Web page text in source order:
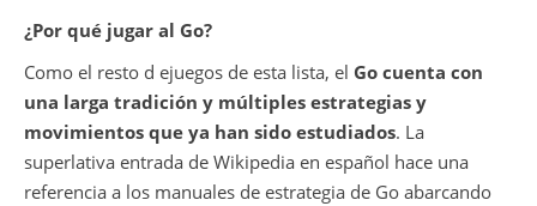
¿Por qué jugar al Go?
Como el resto d ejuegos de esta lista, el Go cuenta con
una larga tradición y múltiples estrategias y
movimientos que ya han sido estudiados. La
superlativa entrada de Wikipedia en español hace una
referencia a los manuales de estrategia de Go abarcando